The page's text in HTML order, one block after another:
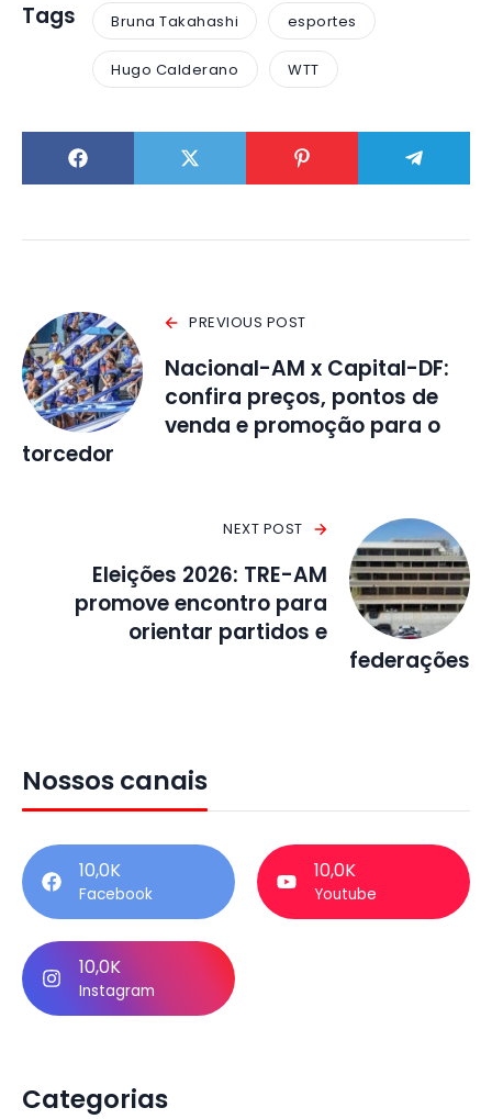
Tags Bruna Takahashi esportes
Hugo Calderano WTT
PREVIOUS POST
Nacional-AM x Capital-DF:
confira preços, pontos de
venda e promoção para o
torcedor
NEXT POST
Eleições 2026: TRE-AM
promove encontro para
orientar partidos e
federações
Nossos canais
10,0K
Facebook
10,0K
Youtube
10,0K
Instagram
Categorias